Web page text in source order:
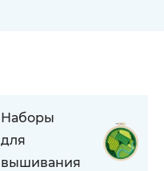
Наборы
для
вышивания